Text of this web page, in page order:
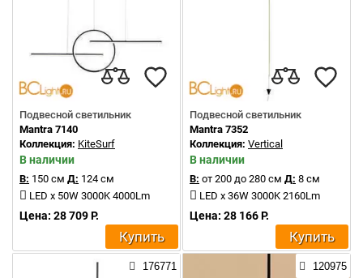
Подвесной светильник
Mantra 7140
Коллекция: KiteSurf
В наличии
В: 150 см Д: 124 см
LED x 50W 3000K 4000Lm
Цена: 28 709 Р.
Купить
Подвесной светильник
Mantra 7352
Коллекция: Vertical
В наличии
В: от 200 до 280 см Д: 8 см
LED x 36W 3000K 2160Lm
Цена: 28 166 Р.
Купить
176771 120975